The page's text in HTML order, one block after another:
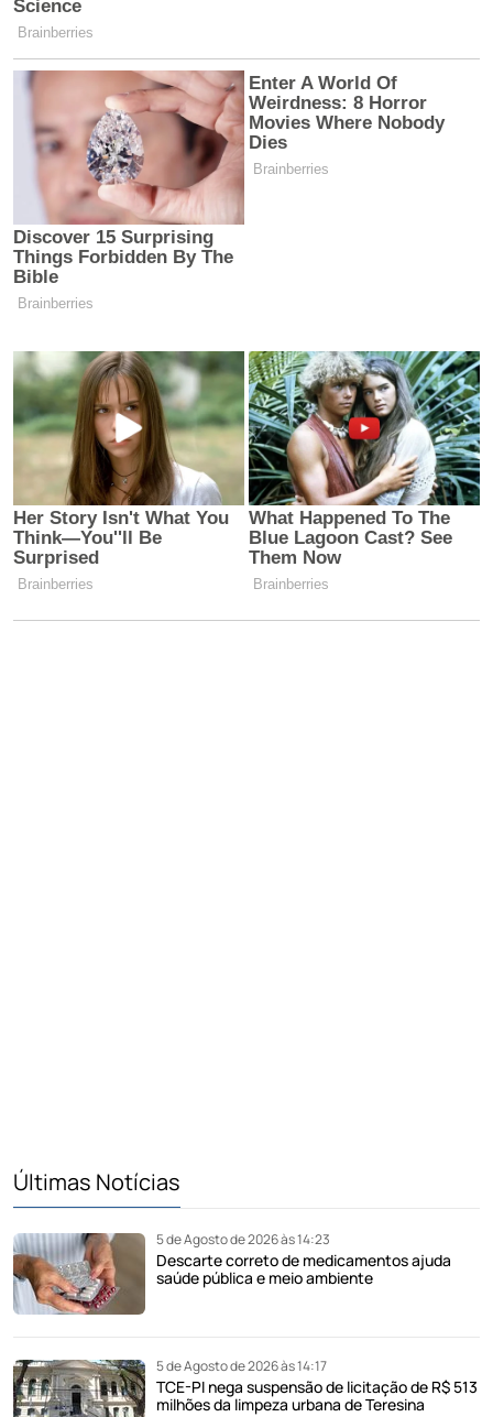
Últimas Notícias
5 de Agosto de 2026 às 14:23
Descarte correto de medicamentos ajuda
saúde pública e meio ambiente
5 de Agosto de 2026 às 14:17
TCE-PI nega suspensão de licitação de R$ 513
milhões da limpeza urbana de Teresina